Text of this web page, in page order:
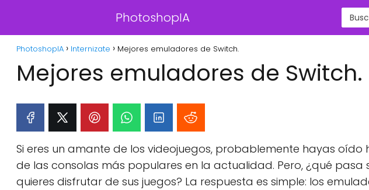
PhotoshopIA
PhotoshopIA Internizate Mejores emuladores de Switch.
Mejores emuladores de Switch.
Si eres un amante de los videojuegos, probablemente hayas oído
de las consolas más populares en la actualidad. Pero, ¿qué pasa
quieres disfrutar de sus juegos? La respuesta es simple: los